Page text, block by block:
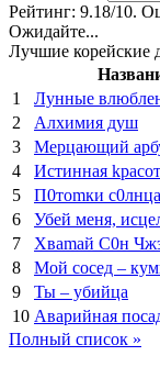
Рейтинг: 9.18/10.
Ожидайте...
Лучшие корейские
1
Лунные
2
Алхимия душ
3
Мерцающий
4
Иcтиннaя
5
П0тоmки c0лнцa
6
Убей меня,
7
Xваmай С0н
8
Мой сосед –
9
Ты – убийца
10 Аварийная
Полный список »